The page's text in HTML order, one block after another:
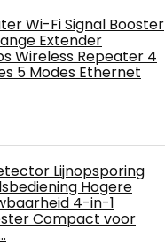
Wi-Fi Signal Booster
Extender
Wireless Repeater 4
5 Modes Ethernet
Lijnopsporing
Hogere
4-in-1
Compact voor